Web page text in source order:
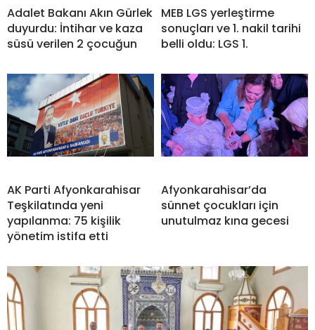
Adalet Bakanı Akın Gürlek
duyurdu: İntihar ve kaza
süsü verilen 2 çocuğun
MEB LGS yerleştirme
sonuçları ve 1. nakil tarihi
belli oldu: LGS 1.
AK Parti Afyonkarahisar
Teşkilatında yeni
yapılanma: 75 kişilik
yönetim istifa etti
Afyonkarahisar’da
sünnet çocukları için
unutulmaz kına gecesi